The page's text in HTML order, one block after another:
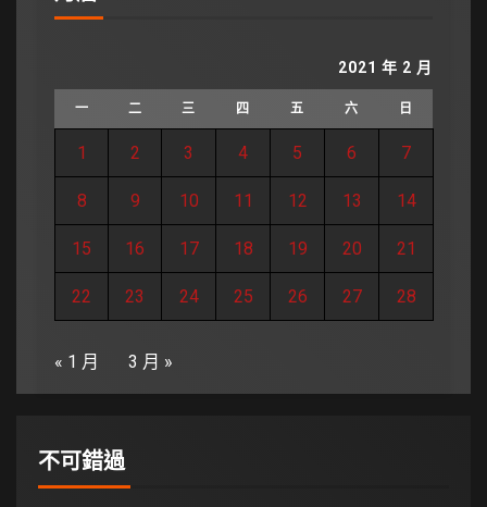
2021 年 2 月
一 二 三 四 五 六 日
1 2 3 4 5 6 7
8 9 10 11 12 13 14
15 16 17 18 19 20 21
22 23 24 25 26 27 28
« 1 月 3 月 »
不可錯過